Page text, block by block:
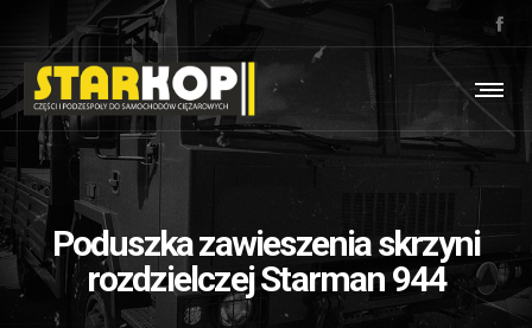
Poduszka zawieszenia skrzyni
rozdzielczej Starman 944